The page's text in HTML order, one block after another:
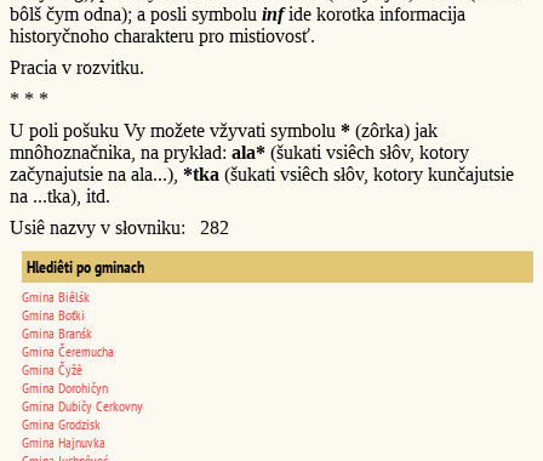
bôlš čym odna); a posli symbolu infide korotka informacija
historyčnoho charakteru pro mistiovosť.
Pracia v rozvitku.
* * *
U poli pošuku Vy možete vžyvati symbolu * (zôrka) jak
mnôhoznačnika, na prykład: ala* (šukati vsiêch słôv, kotory
začynajutsie na ala...), *tka (šukati vsiêch słôv, kotory kunčajutsie
na ...tka), itd.
Usiê nazvy v słovniku: 282
Hlediêti po gminach
Gmina Biêlśk
Gmina Boťki
Gmina Branśk
Gmina Čeremucha
Gmina Čyžê
Gmina Dorohičyn
Gmina Dubičy Cerkovny
Gmina Grodzisk
Gmina Hajnuvka